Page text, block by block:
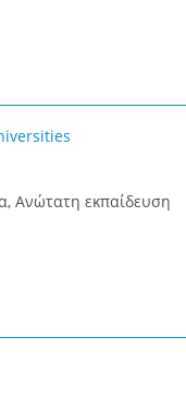
Ανώτατη εκπαίδευση